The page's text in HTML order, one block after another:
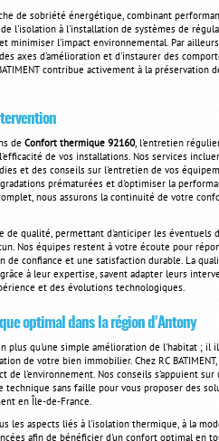
de sobriété énergétique, combinant
l'isolation à l'installation de systèmes de
minimiser l'impact environnemental. Par
axes d'amélioration et d'instaurer des
contribue activement à la préservation
deConfort thermique 92160, l'entretien
de vos installations. Nos services
et des conseils sur l'entretien de vos
prématurées et d'optimiser la
nous assurons la continuité de votre
de qualité, permettant d'anticiper les éventuels
Nos équipes restent à votre écoute pour
de confiance et une satisfaction durable. La
à leur expertise, savent adapter leurs
et des évolutions technologiques.
optimal dans la région d'Antony
plus qu'une simple amélioration de l'habitat ; il
de votre bien immobilier. Chez RC
l'environnement. Nos conseils s'appuient sur
sans faille pour vous proposer des
en Île-de-France.
les aspects liés à l'isolation thermique, à la
afin de bénéficier d'un confort optimal en